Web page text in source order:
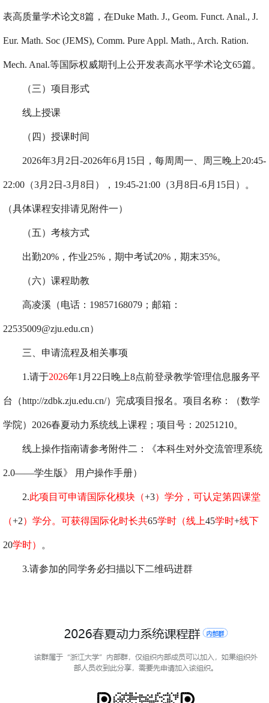
表高质量学术论文8篇，在Duke Math. J., Geom. Funct. Anal., J.
Eur. Math. Soc (JEMS), Comm. Pure Appl. Math., Arch. Ration.
Mech. Anal.等国际权威期刊上公开发表高水平学术论文65篇。
（三）项目形式
线上授课
（四）授课时间
2026年3月2日-2026年6月15日，每周周一、周三晚上20:45-
22:00 （3月2日-3月8日）， 19:45-21:00 （3月8日-6月15日）。
（具体课程安排请见附件一）
（五）考核方式
出勤20%，作业25%，期中考试20%，期末35%。
（六） 课程助教
高凌溪（电话： 19857168079；邮箱：
22535009@zju.edu.cn）
三、申请流程及相关事项
1.请于2026年1月22日晚上8点前登录教学管理信息服务平
台（http://zdbk.zju.edu.cn/）完成项目报名。项目名称：（数学
学院）2026春夏动力系统线上课程；项目号： 20251210。
线上操作指南请参考附件二：《本科生对外交流管理系统
2.0——学生版》 用户操作手册）
2.此项目可申请国际化模块（+3）学分，可认定第四课堂
（+2）学分。可获得国际化时长共65学时（线上45学时+线下
20学时） 。
3.请参加的同学务必扫描以下二维码进群